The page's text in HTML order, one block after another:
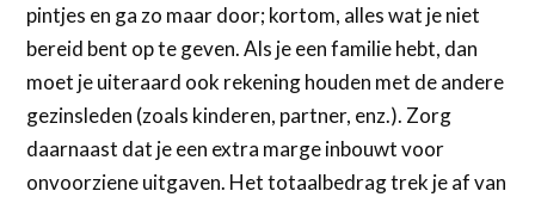
pintjes en ga zo maar door; kortom, alles wat je niet
bereid bent op te geven. Als je een familie hebt, dan
moet je uiteraard ook rekening houden met de andere
gezinsleden (zoals kinderen, partner, enz.). Zorg
daarnaast dat je een extra marge inbouwt voor
onvoorziene uitgaven. Het totaalbedrag trek je af van